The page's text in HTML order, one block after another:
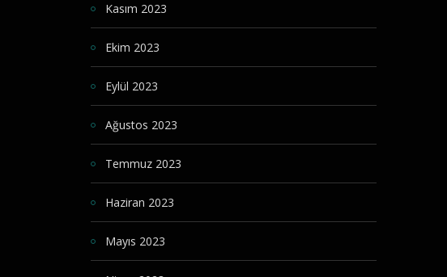
Kasım 2023
Ekim 2023
Eylül 2023
Ağustos 2023
Temmuz 2023
Haziran 2023
Mayıs 2023